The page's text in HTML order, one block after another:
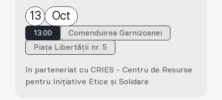
13 Oct
13:00
Comenduirea Garnizoanei
Piața Libertății nr. 5
în parteneriat cu CRIES - Centru de Resurse
pentru Inițiative Etice și Solidare